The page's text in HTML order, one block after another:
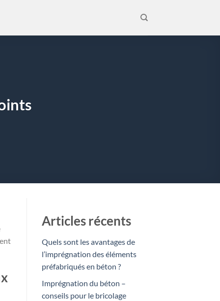
Articles récents
Quels sont les avantages de
l’imprégnation des éléments
préfabriqués en béton ?
Imprégnation du béton –
conseils pour le bricolage